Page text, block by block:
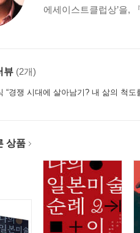
르크의 황혼
악과 관현악'베스트 3
에세이스트클럽상’을,
뷰 (2개)
“경쟁 시대에 살아남기? 내 삶의 척도
상품